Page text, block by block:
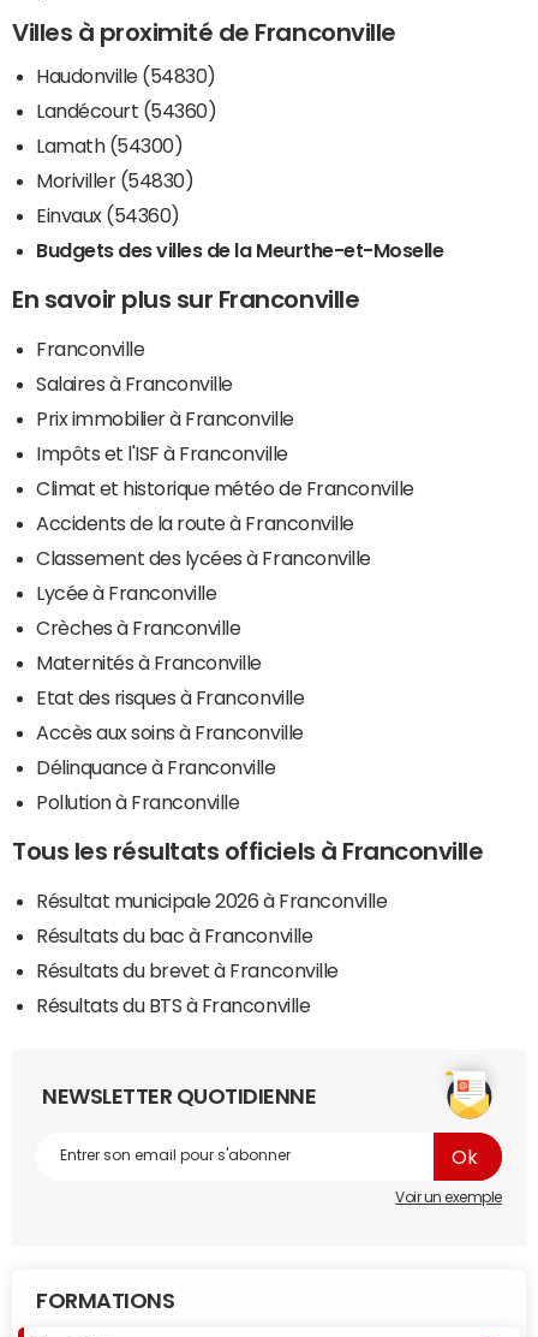
Villes à proximité de Franconville
Haudonville (54830)
Landécourt (54360)
Lamath (54300)
Moriviller (54830)
Einvaux (54360)
Budgets des villes de la Meurthe-et-Moselle
En savoir plus sur Franconville
Franconville
Salaires à Franconville
Prix immobilier à Franconville
Impôts et l'ISF à Franconville
Climat et historique météo de Franconville
Accidents de la route à Franconville
Classement des lycées à Franconville
Lycée à Franconville
Crèches à Franconville
Maternités à Franconville
Etat des risques à Franconville
Accès aux soins à Franconville
Délinquance à Franconville
Pollution à Franconville
Tous les résultats officiels à Franconville
Résultat municipale 2026 à Franconville
Résultats du bac à Franconville
Résultats du brevet à Franconville
Résultats du BTS à Franconville
NEWSLETTER QUOTIDIENNE
Voir un exemple
FORMATIONS